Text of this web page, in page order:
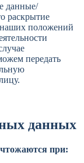
данные/
раскрытие
положений
передать
данных
при: